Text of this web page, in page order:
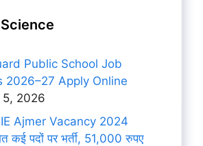
Public School Job
2026–27 Apply Online
5, 2026
Ajmer Vacancy 2024
कई पदों पर भर्ती, 51,000 रुपए